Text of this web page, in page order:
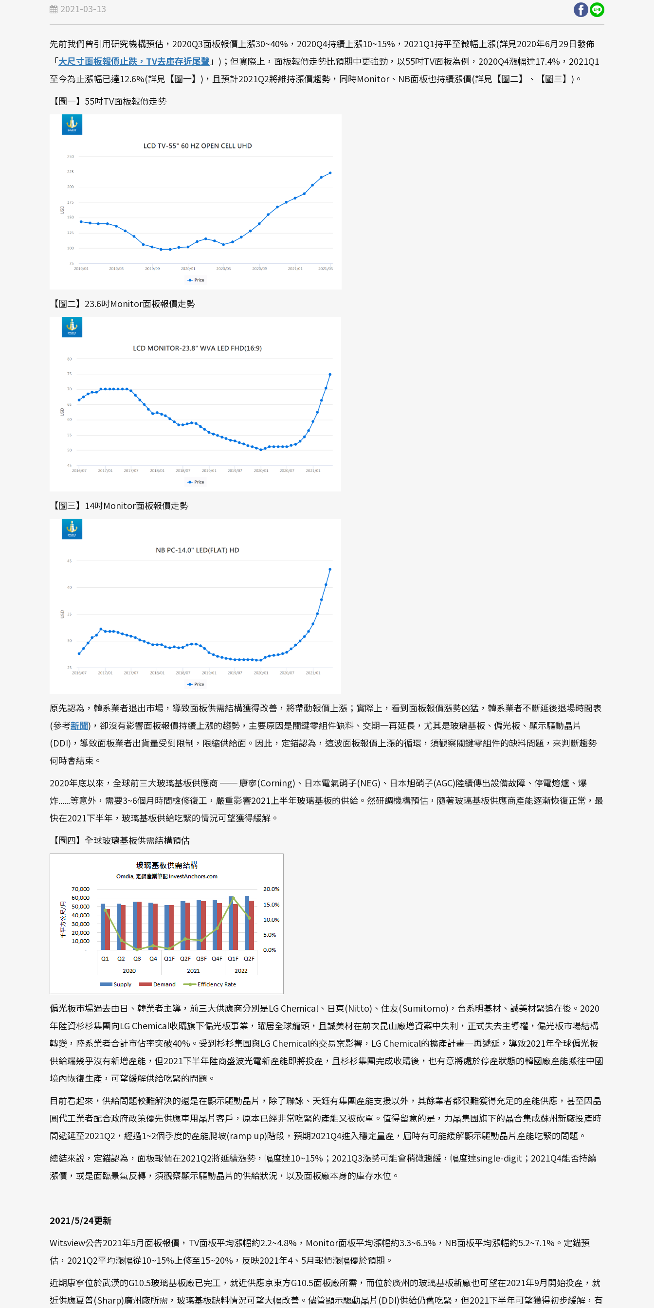
2021-03-13
先前我們曾引用研究機構預估，2020Q3面板報價上漲30~40%，2020Q4持續上漲10~15%，2021Q1持平至微幅上漲(詳見2020年6月29日發佈
「大尺寸面板報價止跌，TV去庫存近尾聲 」)；但實際上，面板報價走勢比預期中更強勁，以55吋TV面板為例，2020Q4漲幅達17.4%，2021Q1
至今為止漲幅已達12.6%(詳見【圖一】)，且預計2021Q2將維持漲價趨勢，同時Monitor、NB面板也持續漲價(詳見【圖二】、【圖三】)。
【圖一】55吋TV面板報價走勢
【圖二】23.6吋Monitor面板報價走勢
【圖三】14吋Monitor面板報價走勢
原先認為，韓系業者退出市場，導致面板供需結構獲得改善，將帶動報價上漲；實際上，看到面板報價漲勢凶猛，韓系業者不斷延後退場時間表
(參考新聞)，卻沒有影響面板報價持續上漲的趨勢，主要原因是關鍵零組件缺料、交期一再延長，尤其是玻璃基板、偏光板、顯示驅動晶片
(DDI)，導致面板業者出貨量受到限制，限縮供給面。因此，定錨認為，這波面板報價上漲的循環，須觀察關鍵零組件的缺料問題，來判斷趨勢
何時會結束。
2020年底以來，全球前三大玻璃基板供應商 ── 康寧(Corning)、日本電氣硝子(NEG)、日本旭硝子(AGC)陸續傳出設備故障、停電熔爐、爆
炸......等意外，需要3~6個月時間檢修復工，嚴重影響2021上半年玻璃基板的供給。然研調機構預估，隨著玻璃基板供應商產能逐漸恢復正常，最
快在2021下半年，玻璃基板供給吃緊的情況可望獲得緩解。
【圖四】全球玻璃基板供需結構預估
偏光板市場過去由日、韓業者主導，前三大供應商分別是LG Chemical、日東(Nitto)、住友(Sumitomo)，台系明基材、誠美材緊追在後。2020
年陸資杉杉集團向LG Chemical收購旗下偏光板事業，躍居全球龍頭，且誠美材在前次昆山廠增資案中失利，正式失去主導權，偏光板市場結構
轉變，陸系業者合計市佔率突破40%。受到杉杉集團與LG Chemical的交易案影響，LG Chemical的擴產計畫一再遞延，導致2021年全球偏光板
供給端幾乎沒有新增產能，但2021下半年陸商盛波光電新產能即將投產，且杉杉集團完成收購後，也有意將處於停產狀態的韓國廠產能搬往中國
境內恢復生產，可望緩解供給吃緊的問題。
目前看起來，供給問題較難解決的還是在顯示驅動晶片，除了聯詠、天鈺有集團產能支援以外，其餘業者都很難獲得充足的產能供應，甚至因晶
圓代工業者配合政府政策優先供應車用晶片客戶，原本已經非常吃緊的產能又被砍單。值得留意的是，力晶集團旗下的晶合集成蘇州新廠投產時
間遞延至2021Q2，經過1~2個季度的產能爬坡(ramp up)階段，預期2021Q4進入穩定量產，屆時有可能緩解顯示驅動晶片產能吃緊的問題。
總結來說，定錨認為，面板報價在2021Q2將延續漲勢，幅度達10~15%；2021Q3漲勢可能會稍微趨緩，幅度達single-digit；2021Q4能否持續
漲價，或是面臨景氣反轉，須觀察顯示驅動晶片的供給狀況，以及面板廠本身的庫存水位。
2021/5/24更新
Witsview公告2021年5月面板報價，TV面板平均漲幅約2.2~4.8%，Monitor面板平均漲幅約3.3~6.5%，NB面板平均漲幅約5.2~7.1%。定錨預
估，2021Q2平均漲幅從10~15%上修至15~20%，反映2021年4、5月報價漲幅優於預期。
近期康寧位於武漢的G10.5玻璃基板廠已完工，就近供應京東方G10.5面板廠所需，而位於廣州的玻璃基板新廠也可望在2021年9月開始投產，就
近供應夏普(Sharp)廣州廠所需，玻璃基板缺料情況可望大幅改善。儘管顯示驅動晶片(DDI)供給仍舊吃緊，但2021下半年可望獲得初步緩解，有